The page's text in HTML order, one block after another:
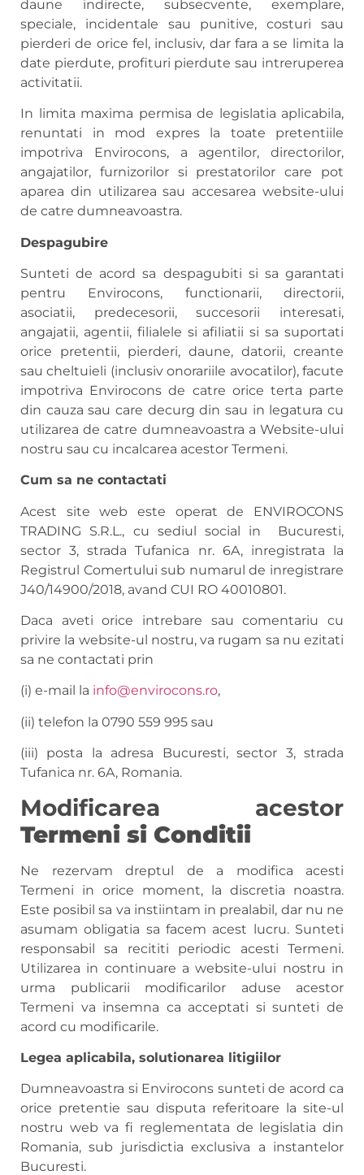
daune indirecte, subsecvente, exemplare,
speciale, incidentale sau punitive, costuri sau
pierderi de orice fel, inclusiv, dar fara a se limita la
date pierdute, profituri pierdute sau intreruperea
activitatii.
In limita maxima permisa de legislatia aplicabila,
renuntati in mod expres la toate pretentiile
impotriva Envirocons, a agentilor, directorilor,
angajatilor, furnizorilor si prestatorilor care pot
aparea din utilizarea sau accesarea website-ului
de catre dumneavoastra.
Despagubire
Sunteti de acord sa despagubiti si sa garantati
pentru Envirocons, functionarii, directorii,
asociatii, predecesorii, succesorii interesati,
angajatii, agentii, filialele si afiliatii si sa suportati
orice pretentii, pierderi, daune, datorii, creante
sau cheltuieli (inclusiv onorariile avocatilor), facute
impotriva Envirocons de catre orice terta parte
din cauza sau care decurg din sau in legatura cu
utilizarea de catre dumneavoastra a Website-ului
nostru sau cu incalcarea acestor Termeni.
Cum sa ne contactati
Acest site web este operat de ENVIROCONS
TRADING S.R.L., cu sediul social in Bucuresti,
sector 3, strada Tufanica nr. 6A, inregistrata la
Registrul Comertului sub numarul de inregistrare
J40/14900/2018, avand CUI RO 40010801.
Daca aveti orice intrebare sau comentariu cu
privire la website-ul nostru, va rugam sa nu ezitati
sa ne contactati prin
(i) e-mail la info@envirocons.ro,
(ii) telefon la 0790 559 995 sau
(iii) posta la adresa Bucuresti, sector 3, strada
Tufanica nr. 6A, Romania.
Modificarea acestor
Termeni si Conditii
Ne rezervam dreptul de a modifica acesti
Termeni in orice moment, la discretia noastra.
Este posibil sa va instiintam in prealabil, dar nu ne
asumam obligatia sa facem acest lucru. Sunteti
responsabil sa recititi periodic acesti Termeni.
Utilizarea in continuare a website-ului nostru in
urma publicarii modificarilor aduse acestor
Termeni va insemna ca acceptati si sunteti de
acord cu modificarile.
Legea aplicabila, solutionarea litigiilor
Dumneavoastra si Envirocons sunteti de acord ca
orice pretentie sau disputa referitoare la site-ul
nostru web va fi reglementata de legislatia din
Romania, sub jurisdictia exclusiva a instantelor
Bucuresti.